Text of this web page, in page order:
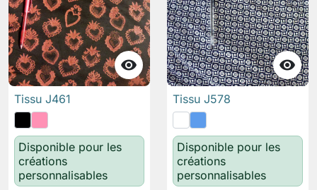

Tissu J461
Disponible pour les
créations
personnalisables

Tissu J578
Disponible pour les
créations
personnalisables